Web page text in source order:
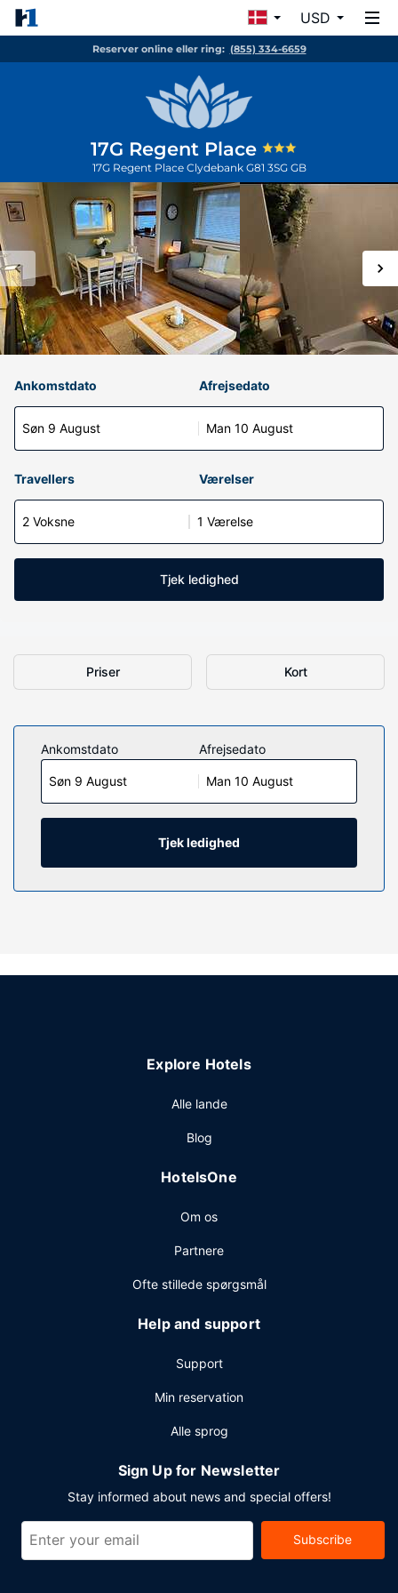
USD
Reserver online eller ring: (855) 334-6659
17G Regent Place
17G Regent Place Clydebank G81 3SG GB
Ankomstdato
Søn 9 August
Afrejsedato
Man 10 August
Travellers Værelser
2 Voksne 1 Værelse
Tjek ledighed
Priser Kort
Ankomstdato
Søn 9 August
Afrejsedato
Man 10 August
Tjek ledighed
Explore Hotels
Alle lande
Blog
HotelsOne
Om os
Partnere
Ofte stillede spørgsmål
Help and support
Support
Min reservation
Alle sprog
Sign Up for Newsletter
Stay informed about news and special offers!
Subscribe